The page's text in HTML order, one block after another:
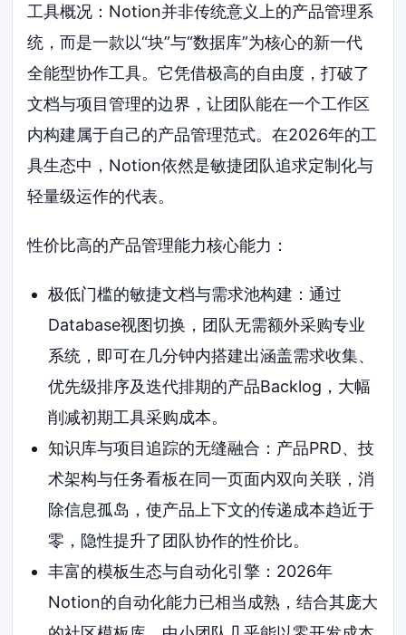
工具概况：Notion并非传统意义上的产品管理系
统，而是一款以“块”与“数据库”为核心的新一代
全能型协作工具。它凭借极高的自由度，打破了
文档与项目管理的边界，让团队能在一个工作区
内构建属于自己的产品管理范式。在2026年的工
具生态中，Notion依然是敏捷团队追求定制化与
轻量级运作的代表。
性价比高的产品管理能力核心能力：
极低门槛的敏捷文档与需求池构建：通过
Database视图切换，团队无需额外采购专业
系统，即可在几分钟内搭建出涵盖需求收集、
优先级排序及迭代排期的产品Backlog，大幅
削减初期工具采购成本。
知识库与项目追踪的无缝融合：产品PRD、技
术架构与任务看板在同一页面内双向关联，消
除信息孤岛，使产品上下文的传递成本趋近于
零，隐性提升了团队协作的性价比。
丰富的模板生态与自动化引擎：2026年
Notion的自动化能力已相当成熟，结合其庞大